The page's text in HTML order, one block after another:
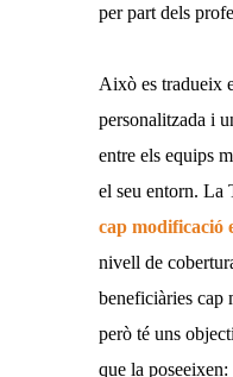
per part dels
Això es tradueix
personalitzada i
entre els equips
el seu entorn.
cap modificació
nivell de
beneficiàries cap
però té uns
que la poseeixen: